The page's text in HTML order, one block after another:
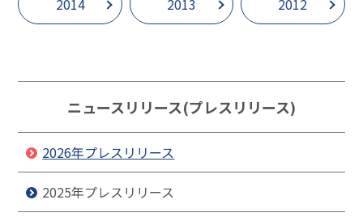
2014 2013 2012
ニュースリリース(プレスリリース)
2026年プレスリリース
2025年プレスリリース